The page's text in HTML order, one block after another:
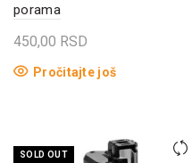
porama
450,00 RSD
Pročitajte još
SOLD OUT